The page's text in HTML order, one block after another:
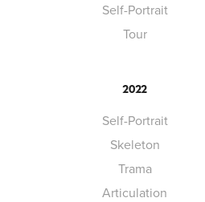
Self-Portrait
Tour
2022
Self-Portrait
Skeleton
Trama
Articulation